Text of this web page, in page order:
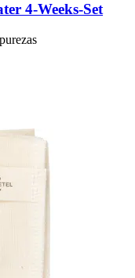
4-​Weeks-​Set